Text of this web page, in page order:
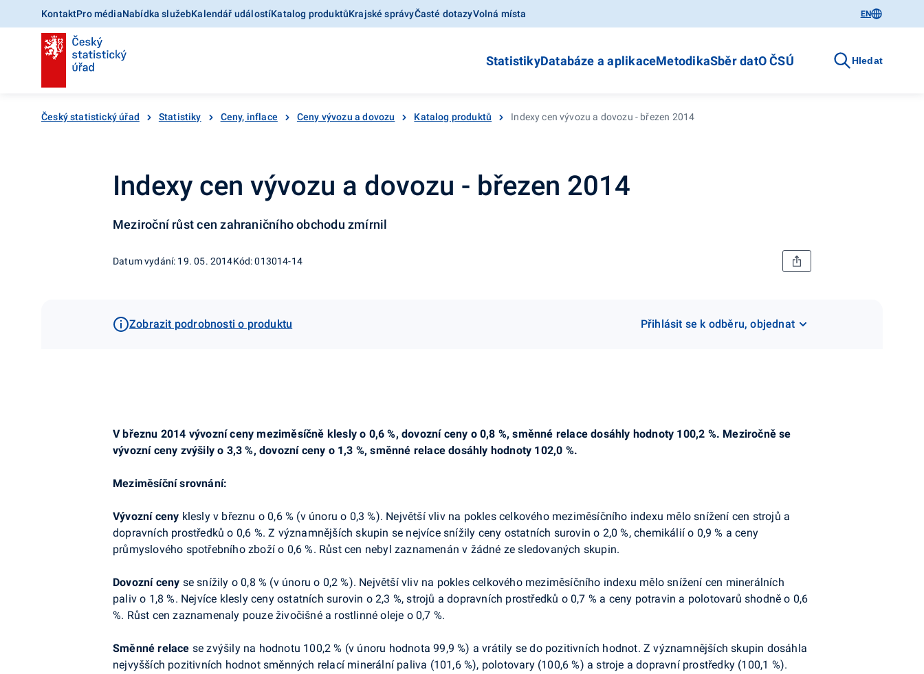
KontaktPro médiaNabídka služebKalendář událostíKatalog produktůKrajské správyČasté dotazyVolná místa EN
StatistikyDatabáze a aplikaceMetodikaSběr datO ČSÚ Hledat
Český statistický úřad Statistiky Ceny, inflace Ceny vývozu a dovozu Katalog produktů Indexy cen vývozu a dovozu - březen 2014
Indexy cen vývozu a dovozu - březen 2014
Meziroční růst cen zahraničního obchodu zmírnil
Datum vydání: 19. 05. 2014Kód: 013014-14
Zobrazit podrobnosti o produktu Přihlásit se k odběru, objednat
V březnu 2014 vývozní ceny meziměsíčně klesly o 0,6 %, dovozní ceny o 0,8 %, směnné relace dosáhly hodnoty 100,2 %. Meziročně se
vývozní ceny zvýšily o 3,3 %, dovozní ceny o 1,3 %, směnné relace dosáhly hodnoty 102,0 %.
Meziměsíční srovnání:
Vývozní ceny klesly v březnu o 0,6 % (v únoru o 0,3 %). Největší vliv na pokles celkového meziměsíčního indexu mělo snížení cen strojů a
dopravních prostředků o 0,6 %. Z významnějších skupin se nejvíce snížily ceny ostatních surovin o 2,0 %, chemikálií o 0,9 % a ceny
průmyslového spotřebního zboží o 0,6 %. Růst cen nebyl zaznamenán v žádné ze sledovaných skupin.
Dovozní ceny se snížily o 0,8 % (v únoru o 0,2 %). Největší vliv na pokles celkového meziměsíčního indexu mělo snížení cen minerálních
paliv o 1,8 %. Nejvíce klesly ceny ostatních surovin o 2,3 %, strojů a dopravních prostředků o 0,7 % a ceny potravin a polotovarů shodně o 0,6
%. Růst cen zaznamenaly pouze živočišné a rostlinné oleje o 0,7 %.
Směnné relace se zvýšily na hodnotu 100,2 % (v únoru hodnota 99,9 %) a vrátily se do pozitivních hodnot. Z významnějších skupin dosáhla
nejvyšších pozitivních hodnot směnných relací minerální paliva (101,6 %), polotovary (100,6 %) a stroje a dopravní prostředky (100,1 %).